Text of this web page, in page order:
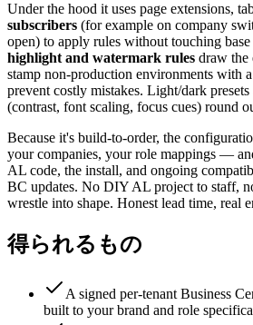
Under the hood it uses page extensions,
subscribers (for example on company
open) to apply rules without touching
highlight and watermark rules draw the
stamp non-production environments with
prevent costly mistakes. Light/dark
(contrast, font scaling, focus cues) round
Because it's build-to-order, the
your companies, your role mappings —
AL code, the install, and ongoing
BC updates. No DIY AL project to staff,
wrestle into shape. Honest lead time, real
得られるもの
A signed per-tenant Business
built to your brand and role